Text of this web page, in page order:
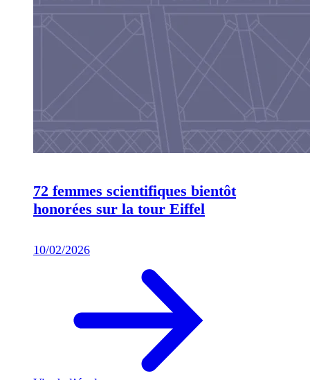
72 femmes scientifiques bientôt
honorées sur la tour Eiffel
10/02/2026